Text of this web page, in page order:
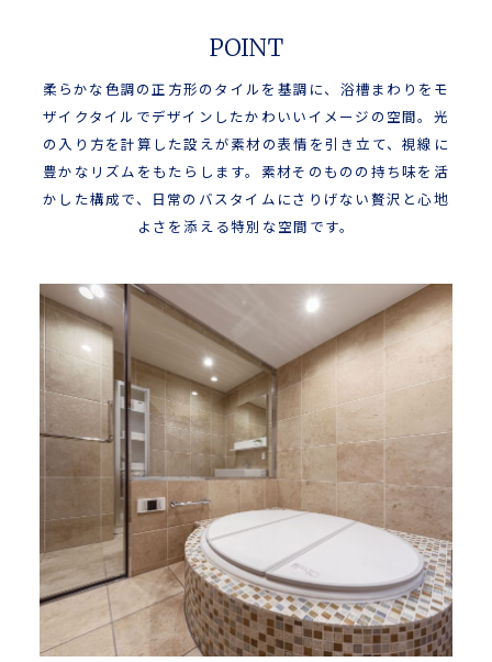
POINT
柔らかな色調の正方形のタイルを基調に、浴槽まわりをモ
ザイクタイルでデザインしたかわいいイメージの空間。光
の入り方を計算した設えが素材の表情を引き立て、視線に
豊かなリズムをもたらします。素材そのものの持ち味を活
かした構成で、日常のバスタイムにさりげない贅沢と心地
よさを添える特別な空間です。